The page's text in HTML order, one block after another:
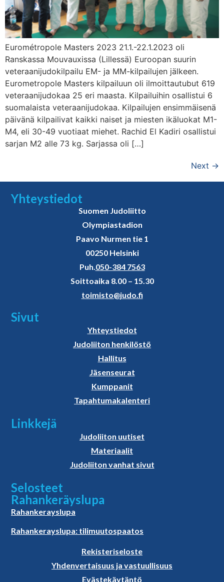
Eurométropole Masters 2023 21.1.-22.1.2023 oli
Ranskassa Mouvauxissa (Lillessä) Euroopan suurin
veteraanijudokilpailu EM- ja MM-kilpailujen jälkeen.
Eurometropole Masters kilpailuun oli ilmoittautubut 619
veteraanijudokaa 25 eri maasta. Kilpailuihin osallistui 6
suomalaista veteraanijudokaa. Kilpailujen ensimmäisenä
päivänä kilpailivat kaikki naiset ja miesten ikäluokat M1-
M4, eli 30-49 vuotiaat miehet. Rachid El Kadiri osallistui
sarjan M2 alle 73 kg. Sarjassa oli […]
Next →
Yhteystiedot
Suomen Judoliitto
Olympiastadion
Paavo Nurmen tie 1
00250 Helsinki
Puh.050-384 7563
Soittoaika 8.00 – 15.30
toimisto@judo.fi
Sivut
Yhteystiedot
Judoliiton henkilöstö
Hallitus
Jäsenseurat
Kumppanit
Tapahtumakalenteri
Linkkejä
Judoliiton uutiset
Materiaalit
Judoliiton vanhat sivut
Selosteet
Rahankeräyslupa
Rahankerayslupa
Rahankerayslupa: tilimuutospaatos
Rekisteriseloste
Yhdenvertaisuus ja vastuullisuus
Evästekäytäntö